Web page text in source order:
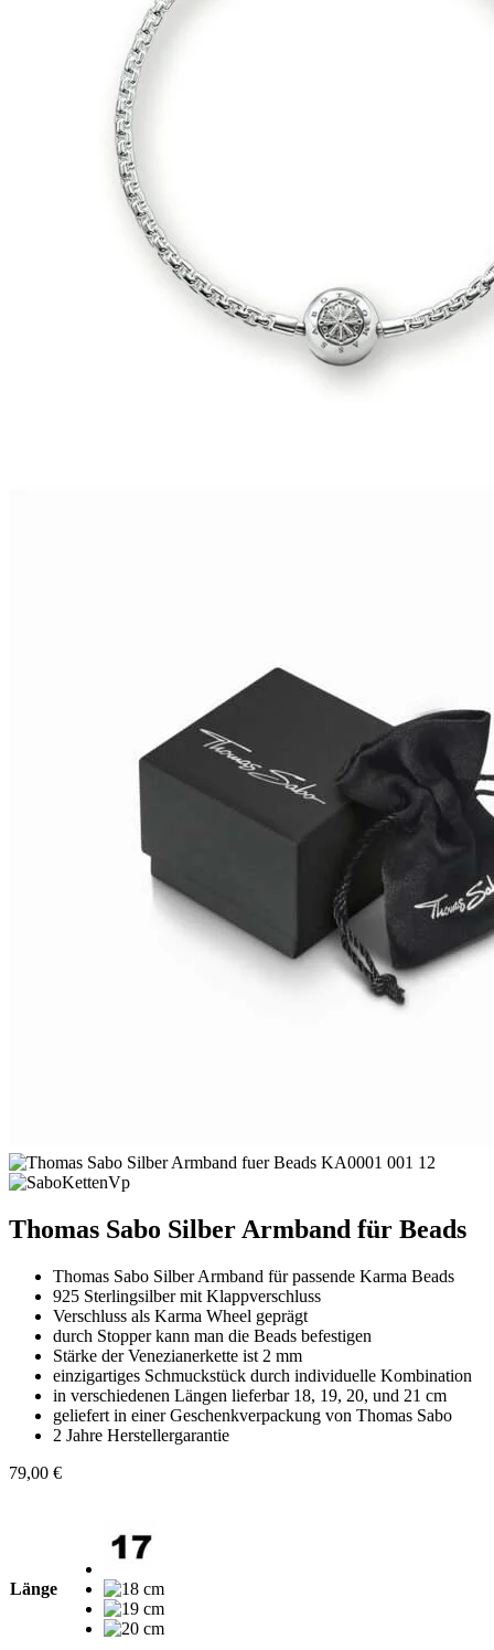
Thomas Sabo Silber Armband für Beads
Thomas Sabo Silber Armband für passende Karma Beads
925 Sterlingsilber mit Klappverschluss
Verschluss als Karma Wheel geprägt
durch Stopper kann man die Beads befestigen
Stärke der Venezianerkette ist 2 mm
einzigartiges Schmuckstück durch individuelle Kombination
in verschiedenen Längen lieferbar 18, 19, 20, und 21 cm
geliefert in einer Geschenkverpackung von Thomas Sabo
2 Jahre Herstellergarantie
79,00 €
Länge